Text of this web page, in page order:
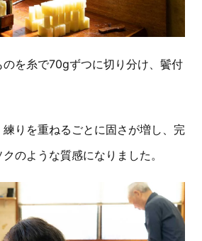
を糸で70gずつに切り分け、鬢付
りを重ねるごとに固さが増し、完
のような質感になりました。